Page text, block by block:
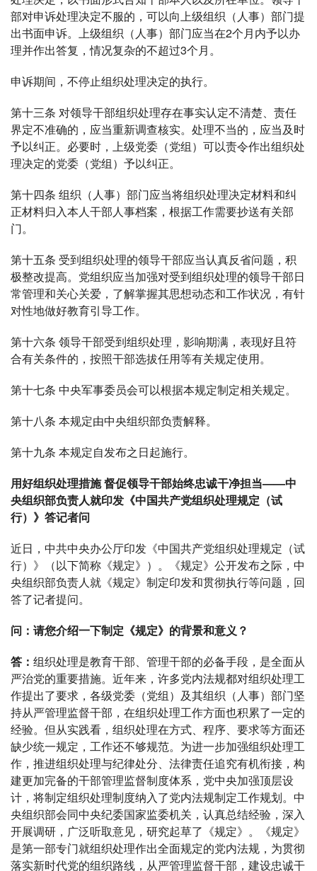
部对申诉处理决定不服的，可以向上级组织（人事）部门提
出书面申诉。上级组织（人事）部门应当在2个月内予以办
理并作出答复，情况复杂的不超过3个月。
申诉期间，不停止组织处理决定的执行。
第十三条 对领导干部组织处理存在事实认定不清楚、责任
界定不准确的，应当重新调查核实。处理不当的，应当及时
予以纠正。必要时，上级党委（党组）可以责令作出组织处
理决定的党委（党组）予以纠正。
第十四条 组织（人事）部门应当将组织处理决定材料和纠
正材料归入本人干部人事档案，根据工作需要抄送有关部
门。
第十五条 受到组织处理的领导干部应当认真反省问题，积
极整改提高。党组织应当加强对受到组织处理的领导干部日
常管理和关心关爱，了解掌握其思想动态和工作状况，有针
对性地做好教育引导工作。
第十六条 领导干部受到组织处理，影响期满，表现好且符
合有关条件的，按照干部选拔任用等有关规定使用。
第十七条 中央军事委员会可以根据本规定制定相关规定。
第十八条 本规定由中央组织部负责解释。
第十九条 本规定自发布之日起施行。
用好组织处理措施 督促领导干部始终忠诚干净担当——中
央组织部负责人就印发《中国共产党组织处理规定（试
行）》答记者问
近日，中共中央办公厅印发《中国共产党组织处理规定（试
行）》（以下简称《规定》）。《规定》公开发布之际，中
央组织部负责人就《规定》制定印发和贯彻执行等问题，回
答了记者提问。
问：请您介绍一下制定《规定》的背景和意义？
答： 组织处理是教育干部、管理干部的必备手段，是全面从
严治党的重要措施。近年来，许多党内法规都对组织处理工
作提出了要求，各级党委（党组）及其组织（人事）部门坚
持从严管理监督干部，在组织处理工作方面也积累了一定的
经验。但从实践看，组织处理在方式、程序、要求等方面还
缺少统一规定，工作还不够规范。为进一步加强组织处理工
作，推进组织处理与纪律处分、法律责任追究有机衔接，构
建更加完备的干部管理监督制度体系，党中央加强顶层设
计，将制定组织处理制度纳入了党内法规制定工作规划。中
央组织部会同中央纪委国家监委机关，认真总结经验，深入
开展调研，广泛听取意见，研究起草了《规定》。《规定》
是第一部专门就组织处理作出全面规定的党内法规，为贯彻
落实新时代党的组织路线，从严管理监督干部，建设忠诚干